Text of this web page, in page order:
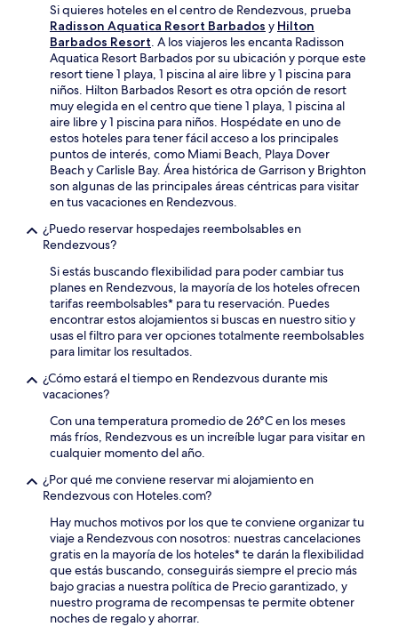
Si quieres hoteles en el centro de Rendezvous, prueba
Radisson Aquatica Resort Barbados y Hilton
Barbados Resort. A los viajeros les encanta Radisson
Aquatica Resort Barbados por su ubicación y porque este
resort tiene 1 playa, 1 piscina al aire libre y 1 piscina para
niños. Hilton Barbados Resort es otra opción de resort
muy elegida en el centro que tiene 1 playa, 1 piscina al
aire libre y 1 piscina para niños. Hospédate en uno de
estos hoteles para tener fácil acceso a los principales
puntos de interés, como Miami Beach, Playa Dover
Beach y Carlisle Bay. Área histórica de Garrison y Brighton
son algunas de las principales áreas céntricas para visitar
en tus vacaciones en Rendezvous.
¿Puedo reservar hospedajes reembolsables en
Rendezvous?
Si estás buscando flexibilidad para poder cambiar tus
planes en Rendezvous, la mayoría de los hoteles ofrecen
tarifas reembolsables* para tu reservación. Puedes
encontrar estos alojamientos si buscas en nuestro sitio y
usas el filtro para ver opciones totalmente reembolsables
para limitar los resultados.
¿Cómo estará el tiempo en Rendezvous durante mis
vacaciones?
Con una temperatura promedio de 26°C en los meses
más fríos, Rendezvous es un increíble lugar para visitar en
cualquier momento del año.
¿Por qué me conviene reservar mi alojamiento en
Rendezvous con Hoteles.com?
Hay muchos motivos por los que te conviene organizar tu
viaje a Rendezvous con nosotros: nuestras cancelaciones
gratis en la mayoría de los hoteles* te darán la flexibilidad
que estás buscando, conseguirás siempre el precio más
bajo gracias a nuestra política de Precio garantizado, y
nuestro programa de recompensas te permite obtener
noches de regalo y ahorrar.